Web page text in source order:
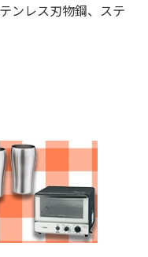
レス刃物鋼、ステ